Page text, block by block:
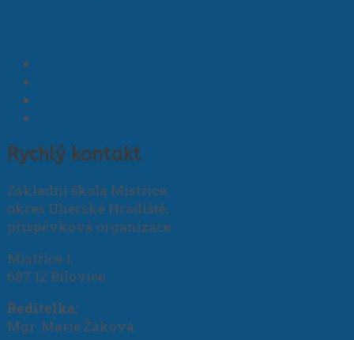
Rychlý kontakt
Základní škola Mistřice,
okres Uherské Hradiště,
příspěvková organizace
Mistřice 1,
687 12 Bílovice
Ředitelka:
Mgr. Marie Žáková